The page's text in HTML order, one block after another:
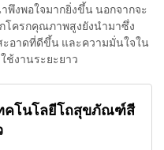
งพอใจมากยิ่งขึ้น นอกจากจะ
โครกคุณภาพสูงยังนำมาซึ่ง
อาดที่ดีขึ้น และความมั่นใจใน
ช้งานระยะยาว
คโนโลยีโถสุขภัณฑ์สี